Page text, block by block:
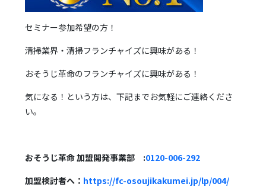
セミナー参加希望の方！
清掃業界・清掃フランチャイズに興味がある！
おそうじ革命のフランチャイズに興味がある！
気になる！という方は、下記までお気軽にご連絡くださ
い。
おそうじ革命 加盟開発事業部 :0120-006-292
加盟検討者へ： https://fc-osoujikakumei.jp/lp/004/